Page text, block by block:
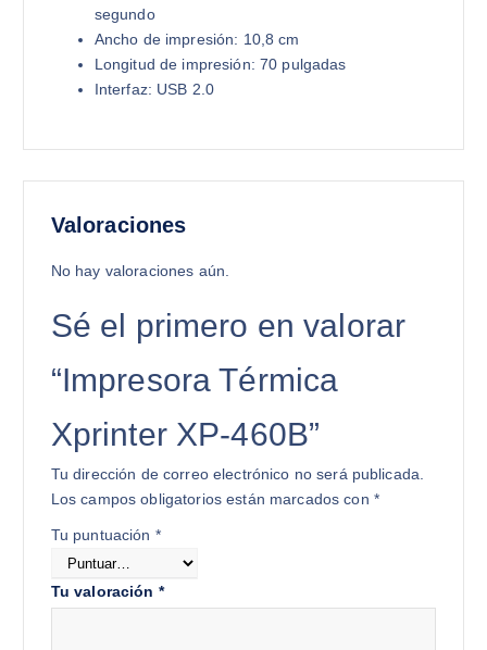
segundo
Ancho de impresión: 10,8 cm
Longitud de impresión: 70 pulgadas
Interfaz: USB 2.0
Valoraciones
No hay valoraciones aún.
Sé el primero en valorar
“Impresora Térmica
Xprinter XP-460B”
Tu dirección de correo electrónico no será publicada.
Los campos obligatorios están marcados con *
Tu puntuación *
Tu valoración *